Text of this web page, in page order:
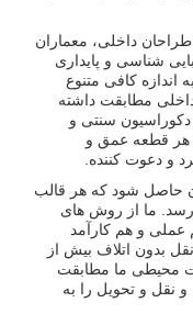
داخلی، معماران
شناسی و پایداری
کافی متنوع
مطابقت داشته
دکوراسیون سنتی و
هر قطعه عمق و
و دعوت کننده.
حاصل شود که هر قالب
ما از روش های
عملی و هم کارآمد
بدون اتلاف بیش از
محیطی ما مطابقت
نقل و تحویل را به